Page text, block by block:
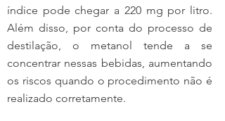
índice pode chegar a 220 mg por litro.
Além disso, por conta do processo de
destilação, o metanol tende a se
concentrar nessas bebidas, aumentando
os riscos quando o procedimento não é
realizado corretamente.